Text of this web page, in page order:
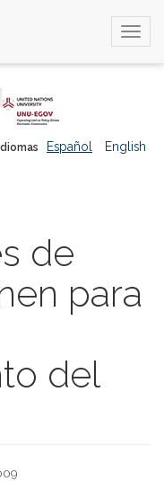
Idiomas Español English
de
para
del